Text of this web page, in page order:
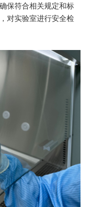
保符合相关规定和标
对实验室进行安全检